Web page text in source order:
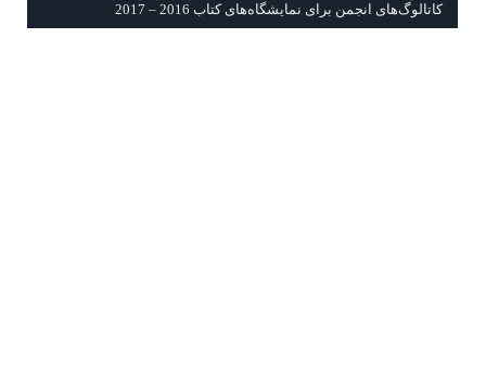
كاتالوگ‌های انجمن برای نمايشگاه‌های كتاب 2016 – 2017